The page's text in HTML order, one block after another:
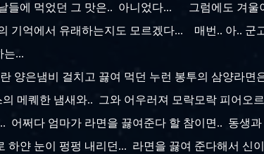
들에 먹었던 그 맛은.. 아니었다... 그럼에도 겨울
기억에서 유래하는지도 모르겠다... 매번.. 아.. 군
는...
양은냄비 걸치고 끓여 먹던 누런 봉투의 삼양라면
메퀘한 냄새와.. 그와 어우러져 모락모락 피어오
어쩌다 엄마가 라면을 끓여준다 할 참이면.. 동생
하얀 눈이 펑펑 내리던... 라면을 끓여 준다해서 신